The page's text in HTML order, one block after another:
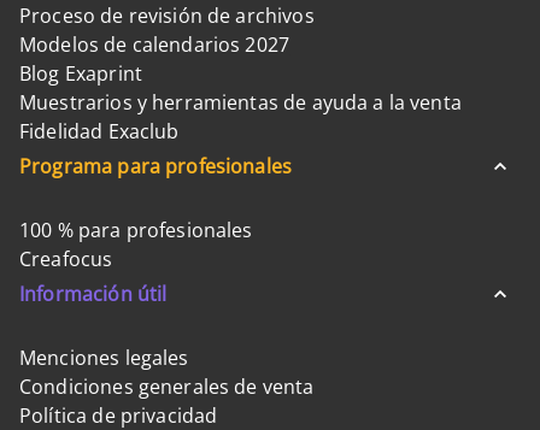
Proceso de revisión de archivos
Modelos de calendarios 2027
Blog Exaprint
Muestrarios y herramientas de ayuda a la venta
Fidelidad Exaclub
Programa para profesionales
100 % para profesionales
Creafocus
Información útil
Menciones legales
Condiciones generales de venta
Política de privacidad